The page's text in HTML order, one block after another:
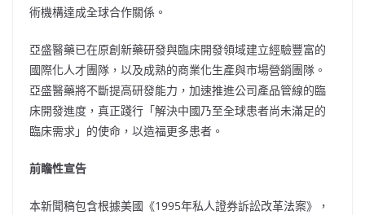
術機構達成全球合作關係。
亞盛醫藥已在原創新藥研發與臨床開發領域建立經驗豐富的
國際化人才團隊，以及成熟的商業化生產與市場營銷團隊。
亞盛醫藥將不斷提高研發能力，加速推進公司產品管線的臨
床開發進度，真正踐行「解決中國乃至全球患者尚未滿足的
臨床需求」的使命，以造福更多患者。
前瞻性宣告
本新聞稿包含根據美國《1995年私人證券訴訟改革法案》，